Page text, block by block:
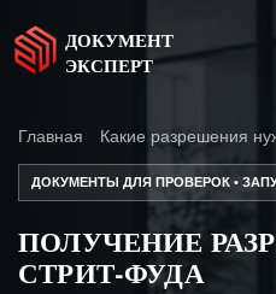
ДОКУМЕНТ
ЭКСПЕРТ
Главная Какие разрешения
ДОКУМЕНТЫ ДЛЯ ПРОВЕРОК •
ПОЛУЧЕНИЕ
СТРИТ-ФУДА